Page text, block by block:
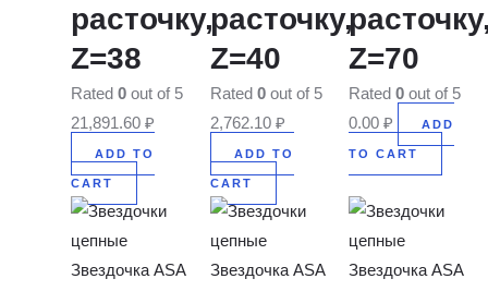
расточку,
Z=38
Rated 0 out of 5
21,891.60 ₽
ADD TO
CART
расточку,
Z=40
Rated 0out of 5
2,762.10 ₽
ADD TO
CART
Z=70
Rated0 out of 5
0.00₽ ADD
TO CART